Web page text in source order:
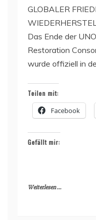
GLOBALER
Das Ende der
Restoration
wurde offiziell in
Teilen mit:
Facebook
Gefällt mir:
Weiterlesen ...